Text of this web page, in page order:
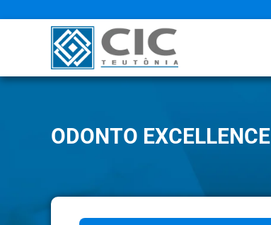
ODONTO EXCELLENCE